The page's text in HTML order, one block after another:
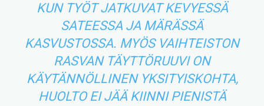
KUN TYÖT JATKUVAT KEVYESSÄ
SATEESSA JA MÄRÄSSÄ
KASVUSTOSSA. MYÖS VAIHTEISTON
RASVAN TÄYTTÖRUUVI ON
KÄYTÄNNÖLLINEN YKSITYISKOHTA,
HUOLTO EI JÄÄ KIINNI PIENISTÄ